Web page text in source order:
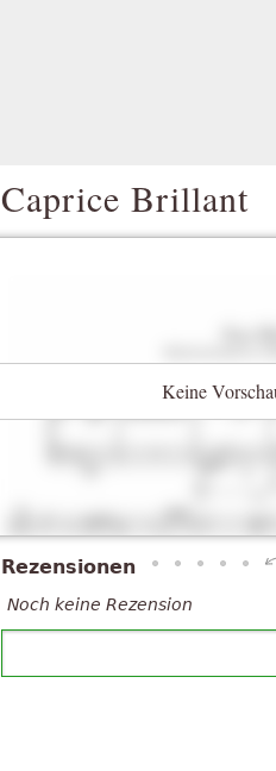
Caprice Brillant
Keine
Rezensionen
Noch keine Rezension